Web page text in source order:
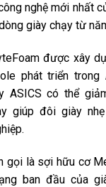
nghệ mới nhất
giày chạy từ
được xây
phát triển trong
ASICS có thể
giúp đôi giày
gọi là sợi hữu cơ
ban đầu của